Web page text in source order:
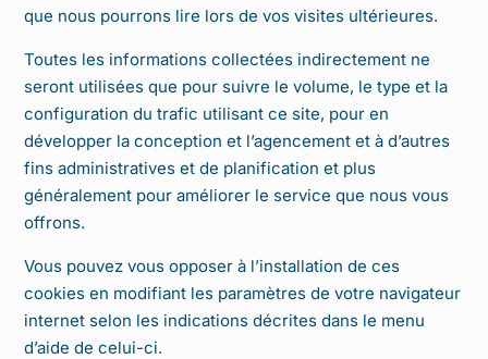
que nous pourrons lire lors de vos visites ultérieures.
Toutes les informations collectées indirectement ne
seront utilisées que pour suivre le volume, le type et la
configuration du trafic utilisant ce site, pour en
développer la conception et l’agencement et à d’autres
fins administratives et de planification et plus
généralement pour améliorer le service que nous vous
offrons.
Vous pouvez vous opposer à l’installation de ces
cookies en modifiant les paramètres de votre navigateur
internet selon les indications décrites dans le menu
d’aide de celui-ci.